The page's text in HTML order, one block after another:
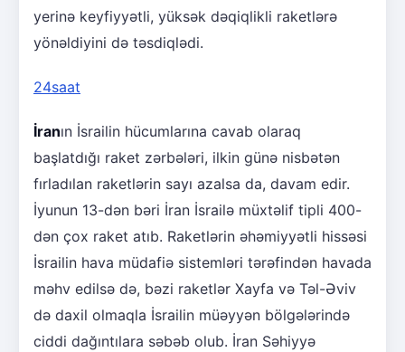
yerinə keyfiyyətli, yüksək dəqiqlikli raketlərə
yönəldiyini də təsdiqlədi.
24saat
İranın İsrailin hücumlarına cavab olaraq
başlatdığı raket zərbələri, ilkin günə nisbətən
fırladılan raketlərin sayı azalsa da, davam edir.
İyunun 13-dən bəri İran İsrailə müxtəlif tipli 400-
dən çox raket atıb. Raketlərin əhəmiyyətli hissəsi
İsrailin hava müdafiə sistemləri tərəfindən havada
məhv edilsə də, bəzi raketlər Xayfa və Təl-Əviv
də daxil olmaqla İsrailin müəyyən bölgələrində
ciddi dağıntılara səbəb olub. İran Səhiyyə